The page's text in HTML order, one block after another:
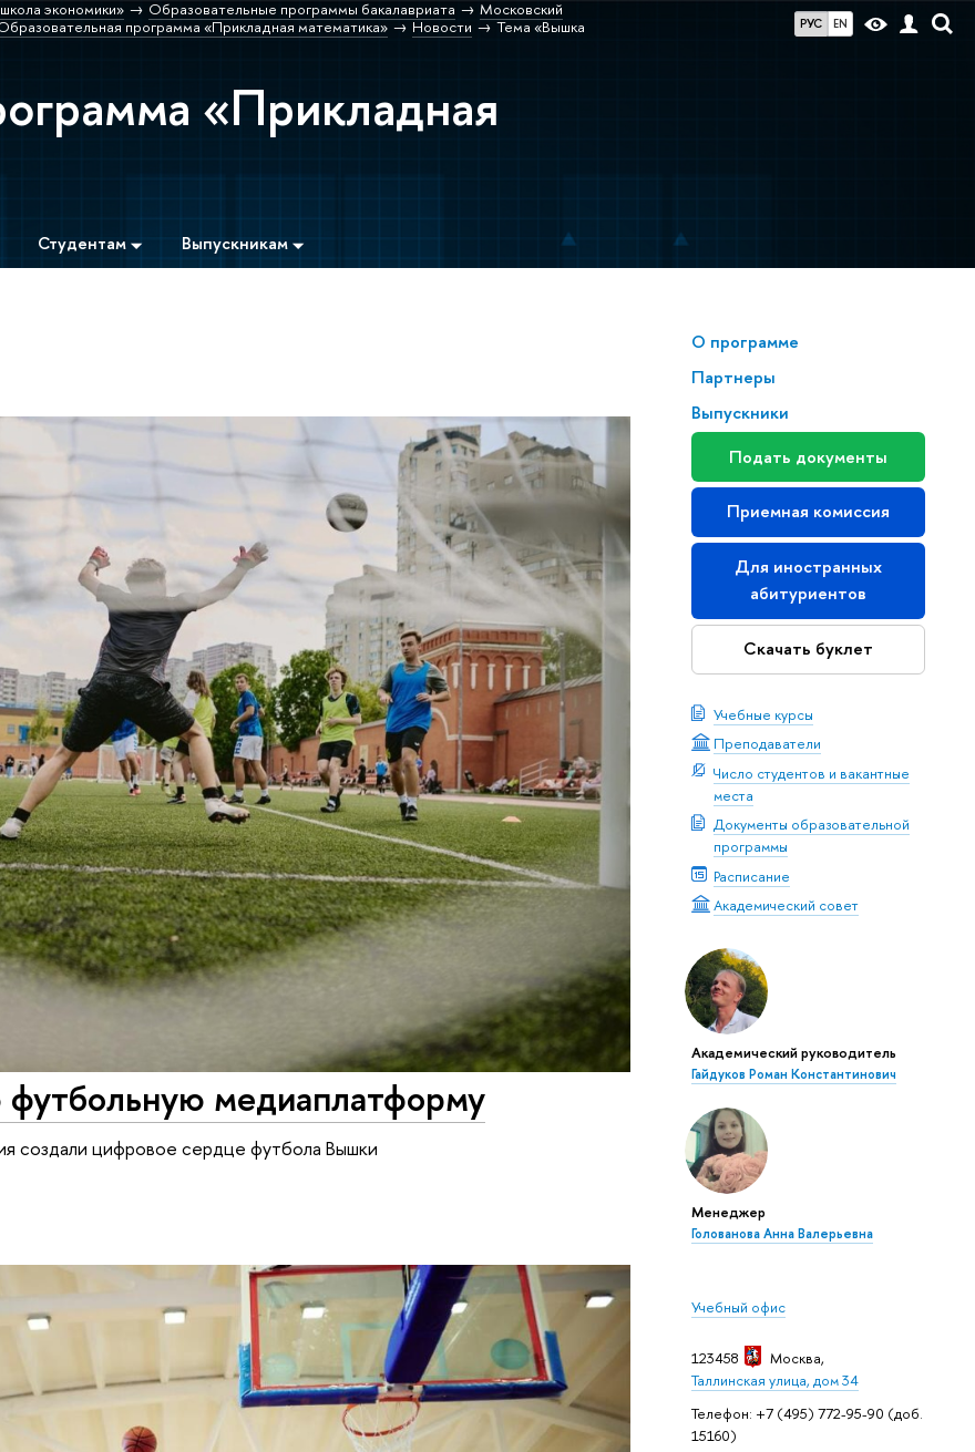
РУС EN
экономики» Образовательные программы бакалавриата
Московский
программа «Прикладная математика» Новости
Тема «Вышка
«Прикладная
Студентам Выпускникам
О программе
Партнеры
Выпускники
Подать документы
Приемная комиссия
Для иностранных
абитуриентов
Скачать буклет
Учебные курсы
Преподаватели
Число студентов и вакантные
места
Документы образовательной
программы
Расписание
Академический совет
Академический руководитель
Гайдуков Роман Константинович
Менеджер
Голованова Анна Валерьевна
Учебный офис
123458 Москва,
Таллинская улица, дом 34
Телефон: +7 (495) 772-95-90 (доб.
15160)
футбольную медиаплатформу
создали цифровое сердце футбола Вышки